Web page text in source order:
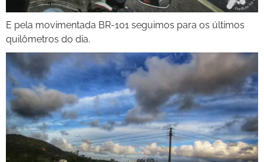
E pela movimentada BR-101 seguimos para os últimos
quilômetros do dia.